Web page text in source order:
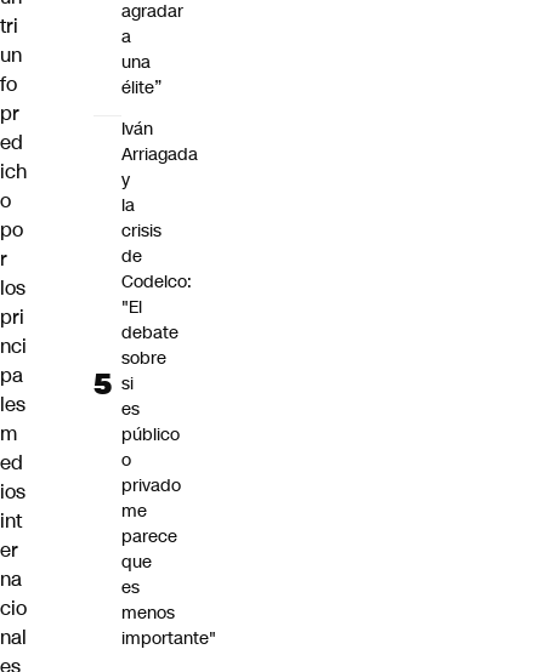
tri
un
fo
pr
ed
ich
o
po
r
los
pri
nci
pa
les
m
ed
ios
int
er
na
cio
nal
agradar
a
una
élite”
Iván
Arriagada
y
la
crisis
de
Codelco:
"El
debate
sobre
si
es
público
o
privado
me
parece
que
es
menos
importante"